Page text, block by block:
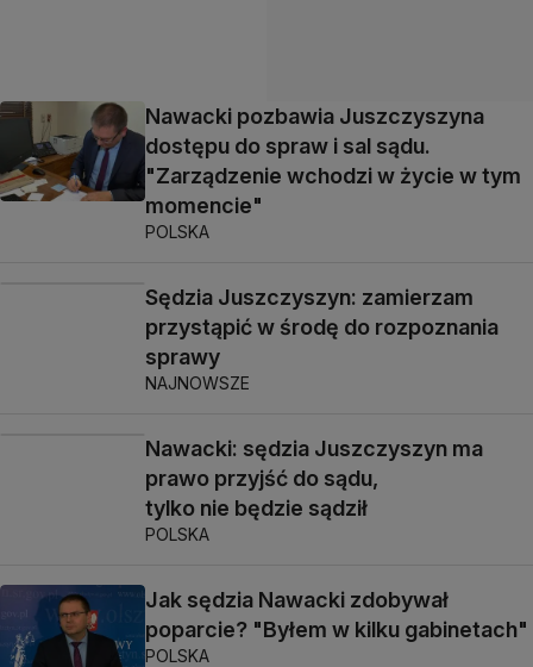
Nawacki pozbawia Juszczyszyna
dostępu do spraw i sal sądu.
"Zarządzenie wchodzi w życie w tym
momencie"
POLSKA
Sędzia Juszczyszyn: zamierzam
przystąpić w środę do rozpoznania
sprawy
NAJNOWSZE
Nawacki: sędzia Juszczyszyn ma
prawo przyjść do sądu,
tylko nie będzie sądził
POLSKA
Jak sędzia Nawacki zdobywał
poparcie? "Byłem w kilku gabinetach"
POLSKA